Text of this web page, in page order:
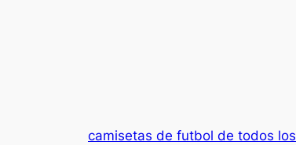
camisetas de futbol de todos